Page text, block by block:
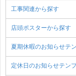
工事関連から探す
店頭ポスターから探す
夏期休暇のお知らせテ
定休日のお知らせテン